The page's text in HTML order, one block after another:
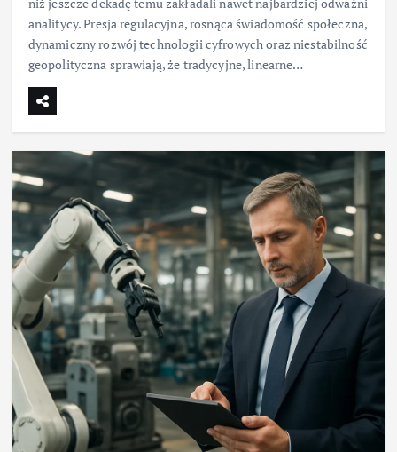
analitycy. Presja regulacyjna, rosnąca świadomość społeczna,
dynamiczny rozwój technologii cyfrowych oraz niestabilność
geopolityczna sprawiają, że tradycyjne, linearne…